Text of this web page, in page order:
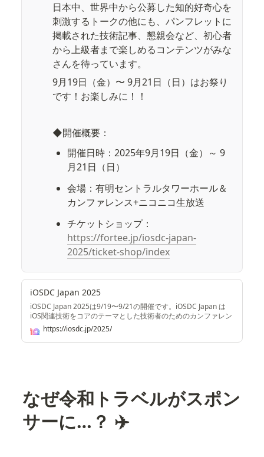
日本中、世界中から公募した知的好奇心を
刺激するトークの他にも、パンフレットに
掲載された技術記事、懇親会など、初心者
から上級者まで楽しめるコンテンツがみな
さんを待っています。
9月19日（金）〜 9月21日（日）はお祭り
です！お楽しみに！！
◆開催概要：
開催日時：2025年9月19日（金）～ 9
月21日（日）
会場：有明セントラルタワーホール＆
カンファレンス+ニコニコ生放送
チケットショップ：
https://fortee.jp/iosdc-japan-
2025/ticket-shop/index
iOSDC Japan 2025
iOSDC Japan 2025は9/19〜9/21の開催です。iOSDC Japan は
iOS関連技術をコアのテーマとした技術者のためのカンファレン
スです。iOSDC Japan メインのコンテンツは日本中、世界中か
ら公募されたスピーカーによる知的好奇心を刺激するトークと
参加者間のコミュニケーションですが、それ以外にも開催期間
https://iosdc.jp/2025/
なぜ令和トラベルがスポン
サーに…？ ✈️